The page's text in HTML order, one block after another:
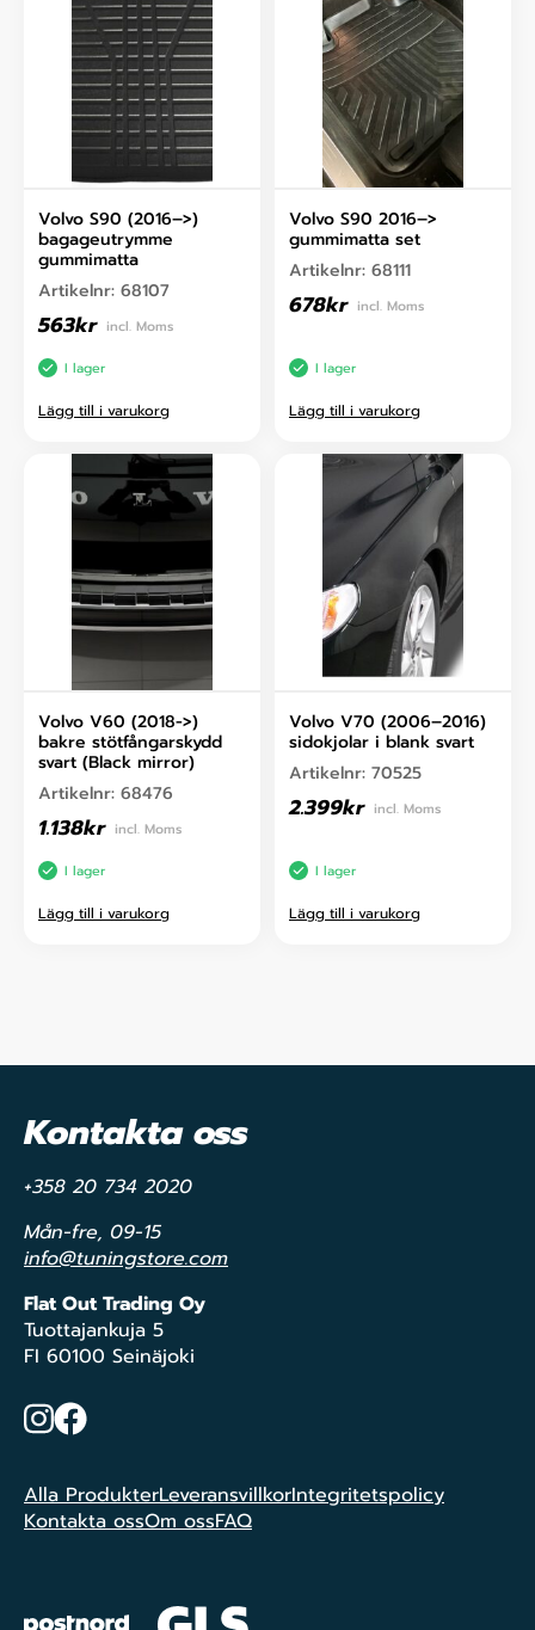
Volvo S90 (2016–>)
bagageutrymme
gummimatta
Artikelnr: 68107
563kr incl. Moms
I lager
Lägg till i varukorg
Volvo S90 2016–>
gummimatta set
Artikelnr: 68111
678kr incl. Moms
I lager
Lägg till i varukorg
Volvo V60 (2018->)
bakre stötfångarskydd
svart (Black mirror)
Artikelnr: 68476
1.138kr incl. Moms
I lager
Lägg till i varukorg
Volvo V70 (2006–2016)
sidokjolar i blank svart
Artikelnr: 70525
2.399kr incl. Moms
I lager
Lägg till i varukorg
Kontakta oss
+358 20 734 2020
Mån-fre, 09-15
info@tuningstore.com
Flat Out Trading Oy
Tuottajankuja 5
FI 60100 Seinäjoki
Instagram
Facebook
Alla ProdukterLeveransvillkorIntegritetspolicy
Kontakta ossOm ossFAQ